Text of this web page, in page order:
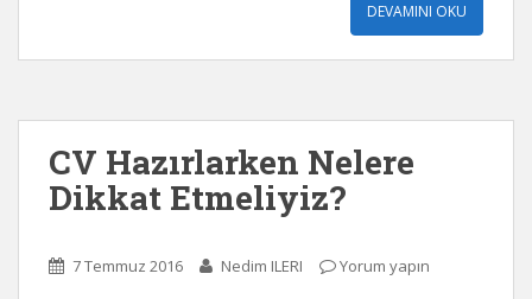
DEVAMINI OKU
CV Hazırlarken Nelere
Dikkat Etmeliyiz?
7 Temmuz 2016 Nedim ILERI Yorum yapın